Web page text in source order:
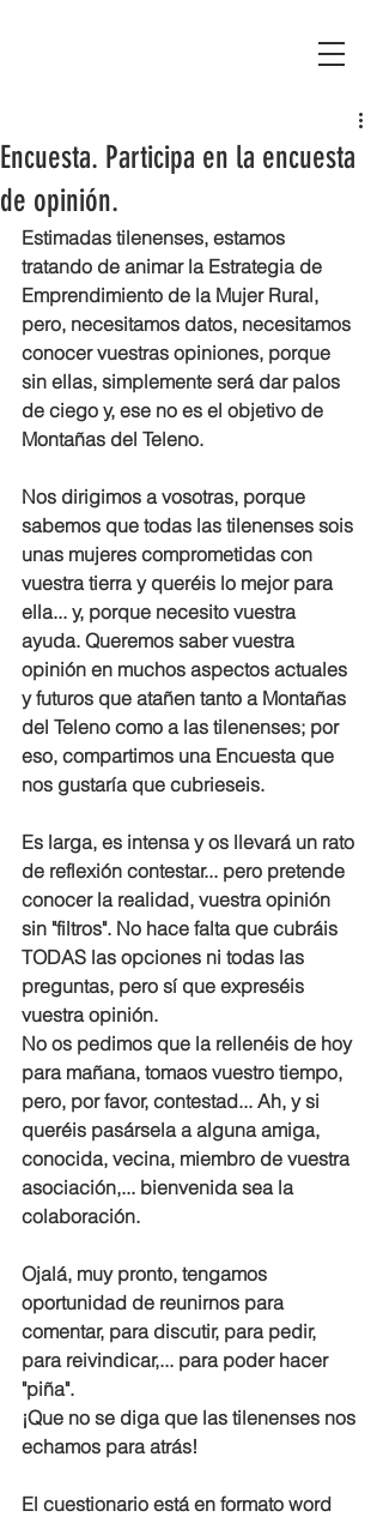
Encuesta. Participa en la encuesta
de opinión.
Estimadas tilenenses, estamos
tratando de animar la Estrategia de
Emprendimiento de la Mujer Rural,
pero, necesitamos datos, necesitamos
conocer vuestras opiniones, porque
sin ellas, simplemente será dar palos
de ciego y, ese no es el objetivo de
Montañas del Teleno.
Nos dirigimos a vosotras, porque
sabemos que todas las tilenenses sois
unas mujeres comprometidas con
vuestra tierra y queréis lo mejor para
ella... y, porque necesito vuestra
ayuda. Queremos saber vuestra
opinión en muchos aspectos actuales
y futuros que atañen tanto a Montañas
del Teleno como a las tilenenses; por
eso, compartimos una Encuesta que
nos gustaría que cubrieseis.
Es larga, es intensa y os llevará un rato
de reflexión contestar... pero pretende
conocer la realidad, vuestra opinión
sin "filtros". No hace falta que cubráis
TODAS las opciones ni todas las
preguntas, pero sí que expreséis
vuestra opinión.
No os pedimos que la rellenéis de hoy
para mañana, tomaos vuestro tiempo,
pero, por favor, contestad... Ah, y si
queréis pasársela a alguna amiga,
conocida, vecina, miembro de vuestra
asociación,... bienvenida sea la
colaboración.
Ojalá, muy pronto, tengamos
oportunidad de reunirnos para
comentar, para discutir, para pedir,
para reivindicar,... para poder hacer
"piña".
¡Que no se diga que las tilenenses nos
echamos para atrás!
El cuestionario está en formato word